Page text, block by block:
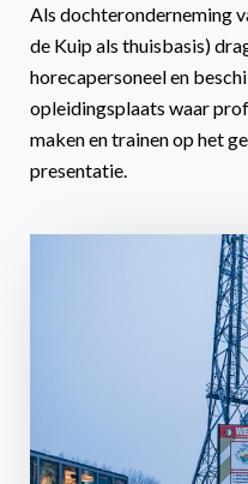
Als dochteronderneming
de Kuip als thuisbasis)
horecapersoneel en
opleidingsplaats waar
maken en trainen op het
presentatie.